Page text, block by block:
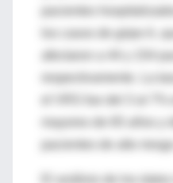
los casos de gripe A,
mayores de 65 años y
pacientes de alto